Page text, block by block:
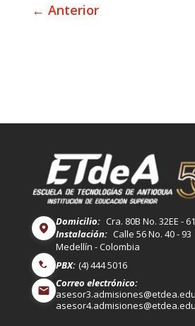
← Anterior
Domicilio: Cra. 80B No. 32EE - 61
Instalación: Calle 56 No. 40 - 93
Medellín - Colombia
PBX: (4) 444 5016
Correo electrónico: